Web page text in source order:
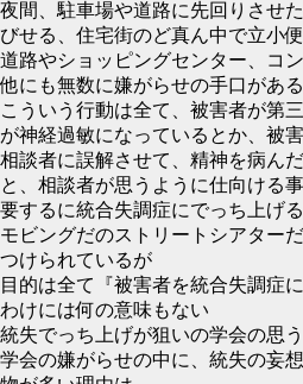
夜間、駐車場や道路に先回りさせ
びせる、住宅街のど真ん中で立小
道路やショッピングセンター、コ
他にも無数に嫌がらせの手口がある
こういう行動は全て、被害者が第
が神経過敏になっているとか、被
相談者に誤解させて、精神を病ん
と、相談者が思うように仕向ける事
要するに統合失調症にでっち上げ
モビングだのストリートシアター
つけられているが
目的は全て『被害者を統合失調症
わけには何の意味もない
統失でっち上げが狙いの学会の思
学会の嫌がらせの中に、統失の妄